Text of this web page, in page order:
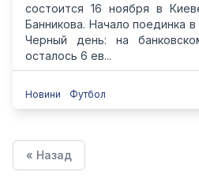
состоится 16 ноября в
Банникова. Начало поединка
Черный день: на
осталось 6 ев...
Новини Футбол
« Назад